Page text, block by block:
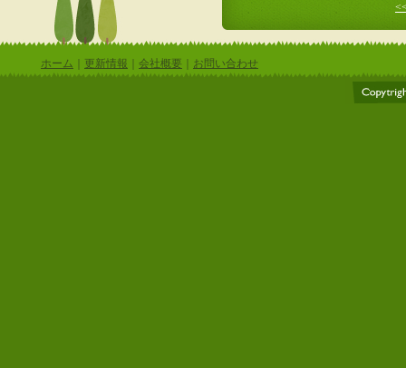
ホーム 更新情報 会社概要 お問い合わせ